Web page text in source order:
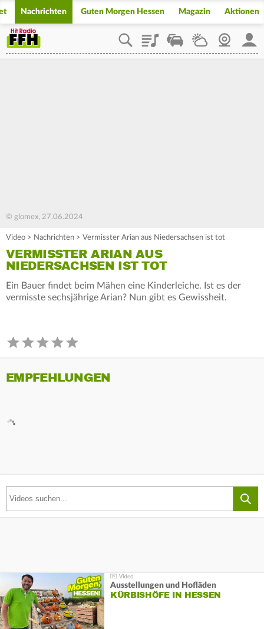
Nachrichten Guten Morgen Hessen Magazin Aktionen
PlaylistStaupilotWetterWebcam
© glomex, 27.06.2024
Video > Nachrichten > Vermisster Arian aus Niedersachsen ist tot
VERMISSTER ARIAN AUS
NIEDERSACHSEN IST TOT
Ein Bauer findet beim Mähen eine Kinderleiche. Ist es der
vermisste sechsjährige Arian? Nun gibt es Gewissheit.
EMPFEHLUNGEN
Ausstellungen und Hofläden
KÜRBISHÖFE IN HESSEN